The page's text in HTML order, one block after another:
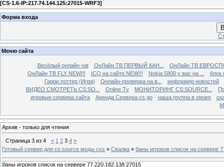
[CS-1.6-IP:217.74.144.125:27015-WRF3]
Форма входа
Меню сайта
Весёлый онлайн чаt ОнЛайн ТВ ПЕРВЫЙ КАН...
ОнЛайн ТВ
ОнЛайн ТВ FLY NEW!!!
ICQ на сайте NEW!!! Nokia 5800 у вас на ...
блок
Гарри поттер (Игра)
Онлайн-проверка на в...
информер новостей
ВИДЕО СМОТРЕТЬ CS:SO...
Online Tv МОНИТОРИНГ CS:SOURCE...
игровые сервера сайта
Аренда Сервера cs go наша группа в steam
Архив - только для чтения
Страница 3 из 4 « 1 2 3 4 »
Готовый сервер для cs:source моды css » Свалка » баны игроков список на сервере
баны игроков список на сервере 77.220.182.138:27015